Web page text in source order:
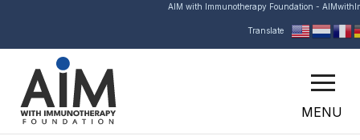
AIM with Immunotherapy Foundation -
Translate
MENU